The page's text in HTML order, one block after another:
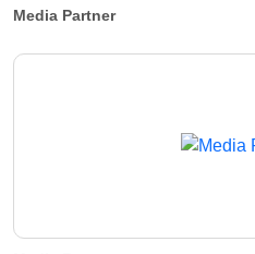
Media Partner